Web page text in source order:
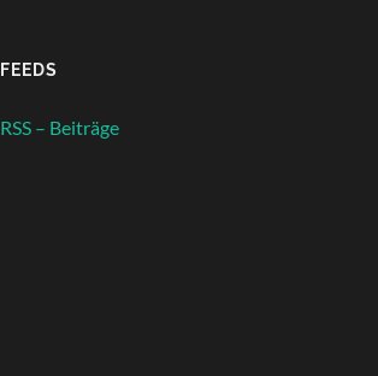
FEEDS
RSS – Beiträge